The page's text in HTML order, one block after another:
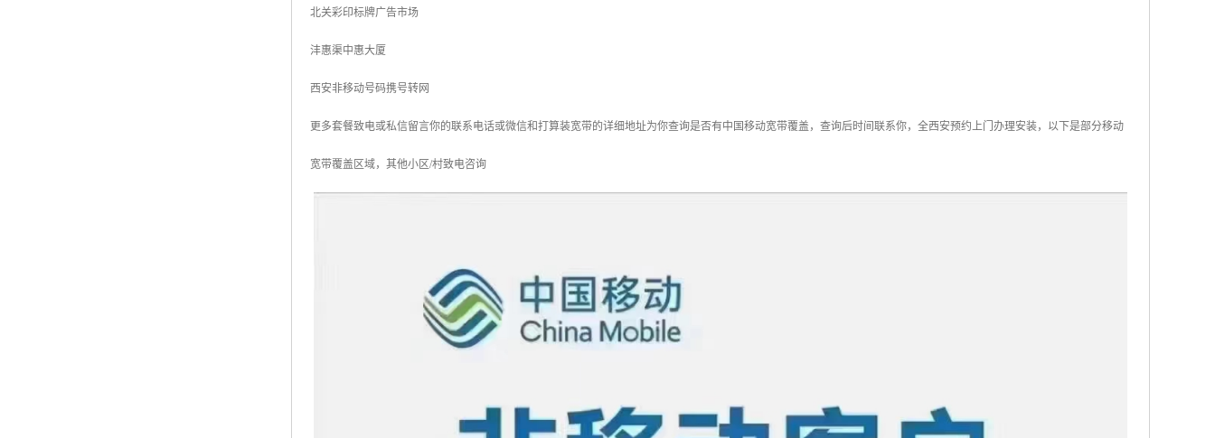
北关彩印标牌广告市场
沣惠渠中惠大厦
西安非移动号码携号转网
更多套餐致电或私信留言你的联系电话或微信和打算装宽带的详细地址为你查询是否有中国移动宽带覆盖，查询后时间联系你，全西安预约上门办理安装，以下是部分移动
宽带覆盖区域，其他小区/村致电咨询